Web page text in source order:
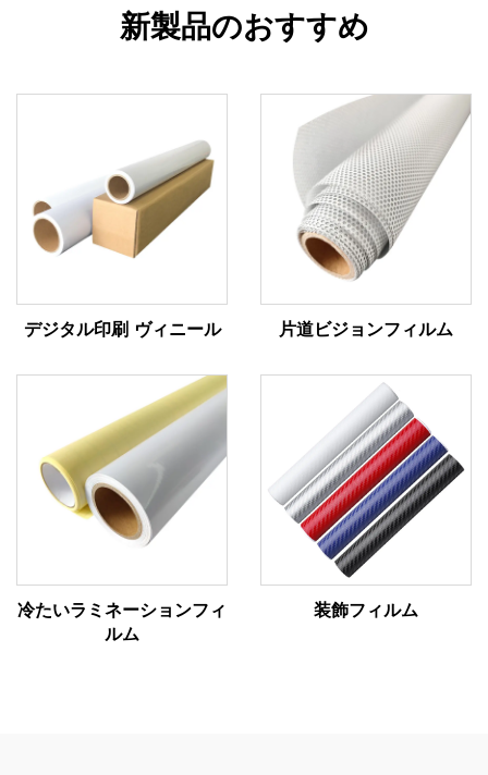
新製品のおすすめ
デジタル印刷 ヴィニール 片道ビジョンフィルム
冷たいラミネーションフィ
ルム
装飾フィルム